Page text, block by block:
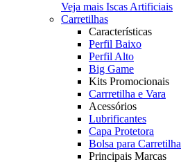
Veja mais Iscas Artificiais
Carretilhas
Características
Perfil Baixo
Perfil Alto
Big Game
Kits Promocionais
Carrretilha e Vara
Acessórios
Lubrificantes
Capa Protetora
Bolsa para Carretilha
Principais Marcas